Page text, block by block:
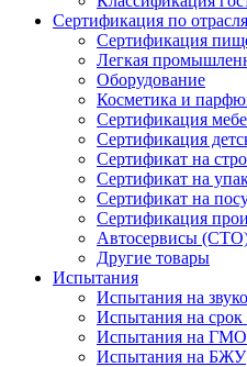
Сертификация по
Сертификация
Легкая
Оборудование
Косметика и
Сертификация
Сертификация
Сертификат на
Сертификат на
Сертификат на
Сертификация
Автосервисы
Другие товары
Испытания
Испытания на
Испытания на срок
Испытания на ГМО
Испытания на БЖУ